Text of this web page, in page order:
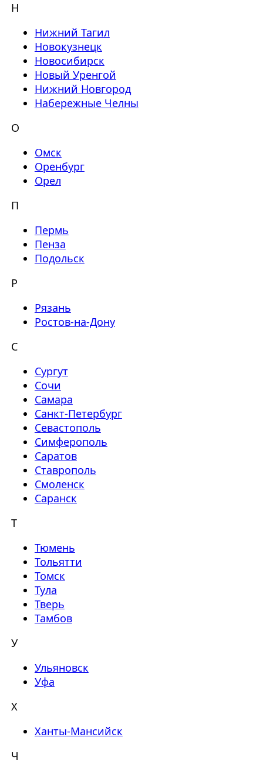
Н
Нижний Тагил
Новокузнецк
Новосибирск
Новый Уренгой
Нижний Новгород
Набережные Челны
О
Омск
Оренбург
Орел
П
Пермь
Пенза
Подольск
Р
Рязань
Ростов-на-Дону
С
Сургут
Сочи
Самара
Санкт-Петербург
Севастополь
Симферополь
Саратов
Ставрополь
Смоленск
Саранск
Т
Тюмень
Тольятти
Томск
Тула
Тверь
Тамбов
У
Ульяновск
Уфа
Х
Ханты-Мансийск
Ч